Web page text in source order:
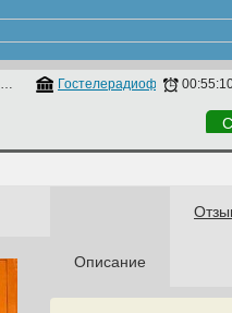
Никита МихалковГостелерадиофонд
Описание